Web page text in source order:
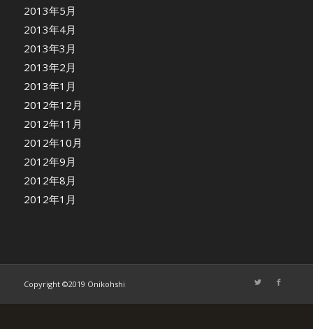
2013年5月
2013年4月
2013年3月
2013年2月
2013年1月
2012年12月
2012年11月
2012年10月
2012年9月
2012年8月
2012年1月
Copyright ©2019 Onikohshi